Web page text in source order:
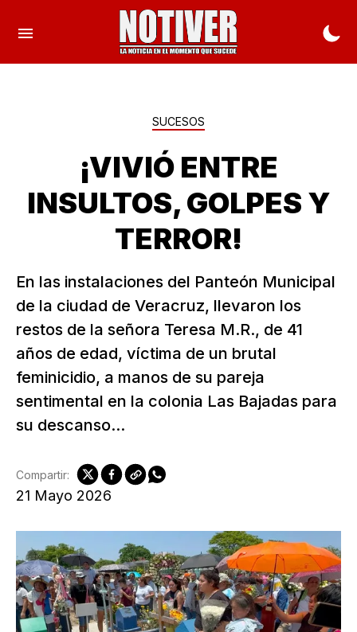
SUCESOS
¡VIVIÓ ENTRE
INSULTOS, GOLPES Y
TERROR!
En las instalaciones del Panteón Municipal
de la ciudad de Veracruz, llevaron los
restos de la señora Teresa M.R., de 41
años de edad, víctima de un brutal
feminicidio, a manos de su pareja
sentimental en la colonia Las Bajadas para
su descanso...
21 Mayo 2026
Compartir: